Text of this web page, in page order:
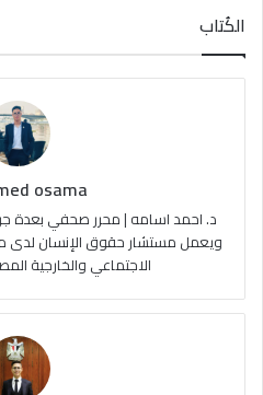
س
ب
u
e
ت
ا
م
ا
ل
و
ق
R
الكُتاب
osama
د. احمد اسامه | محرر صحفي بعدة
ويعمل مستشار حقوق الإنسان لدى
الاجتماعي والخارجية المصرية |